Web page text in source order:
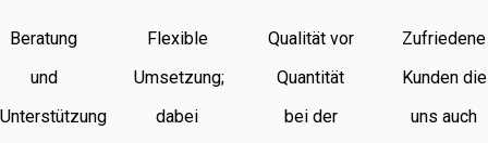
Beratung
und
Unterstützung
Flexible
Umsetzung;
dabei
Qualität vor
Quantität
bei der
Zufriedene
Kunden die
uns auch